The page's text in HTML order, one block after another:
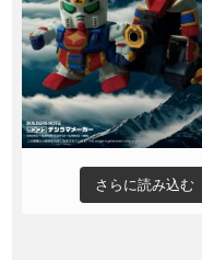
さらに読み込む